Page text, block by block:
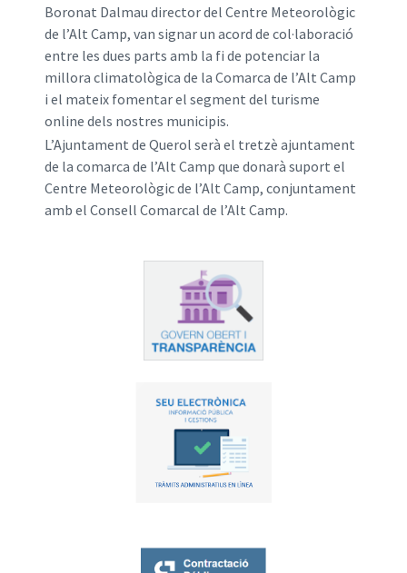
Boronat Dalmau director del Centre Meteorològic
de l’Alt Camp, van signar un acord de col·laboració
entre les dues parts amb la fi de potenciar la
millora climatològica de la Comarca de l’Alt Camp
i el mateix fomentar el segment del turisme
online dels nostres municipis.
L’Ajuntament de Querol serà el tretzè ajuntament
de la comarca de l’Alt Camp que donarà suport el
Centre Meteorològic de l’Alt Camp, conjuntament
amb el Consell Comarcal de l’Alt Camp.